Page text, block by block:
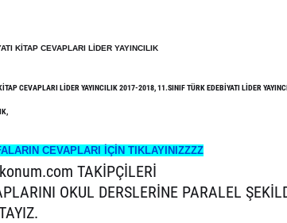
KİTAP CEVAPLARI LİDER YAYINCILIK
CEVAPLARI LİDER YAYINCILIK 2017-2018, 11.SINIF TÜRK EDEBİYATI LİDER
CEVAPLARI İÇİN TIKLAYINIZZZZ
TAKİPÇİLERİ
OKUL DERSLERİNE PARALEL